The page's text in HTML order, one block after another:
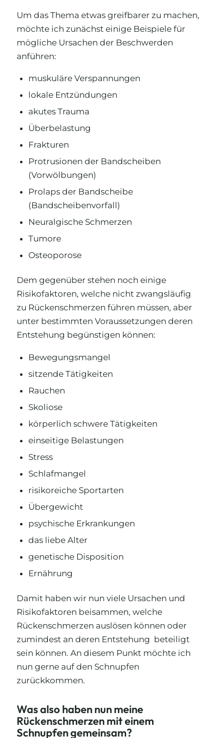
Um das Thema etwas greifbarer zu machen,
möchte ich zunächst einige Beispiele für
mögliche Ursachen der Beschwerden
anführen:
muskuläre Verspannungen
lokale Entzündungen
akutes Trauma
Überbelastung
Frakturen
Protrusionen der Bandscheiben
(Vorwölbungen)
Prolaps der Bandscheibe
(Bandscheibenvorfall)
Neuralgische Schmerzen
Tumore
Osteoporose
Dem gegenüber stehen noch einige
Risikofaktoren, welche nicht zwangsläufig
zu Rückenschmerzen führen müssen, aber
unter bestimmten Voraussetzungen deren
Entstehung begünstigen können:
Bewegungsmangel
sitzende Tätigkeiten
Rauchen
Skoliose
körperlich schwere Tätigkeiten
einseitige Belastungen
Stress
Schlafmangel
risikoreiche Sportarten
Übergewicht
psychische Erkrankungen
das liebe Alter
genetische Disposition
Ernährung
Damit haben wir nun viele Ursachen und
Risikofaktoren beisammen, welche
Rückenschmerzen auslösen können oder
zumindest an deren Entstehung beteiligt
sein können. An diesem Punkt möchte ich
nun gerne auf den Schnupfen
zurückkommen.
Was also haben nun meine
Rückenschmerzen mit einem
Schnupfen gemeinsam?